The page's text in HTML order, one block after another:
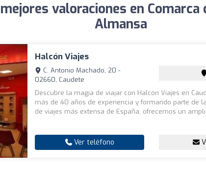
valoraciones en
Almansa
Halcón Viajes
C. Antonio Machado, 20 -
02660, Caudete
Descubre la magia de viajar con Halcón Viajes en
más de 40 años de experiencia y formando parte de
de viajes más extensa de España, ofrecemos un
Ver teléfono